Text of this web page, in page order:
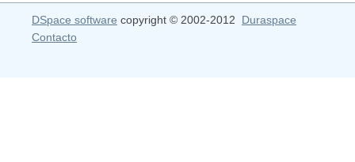
DSpace software copyright © 2002-2012 Duraspace
Contacto